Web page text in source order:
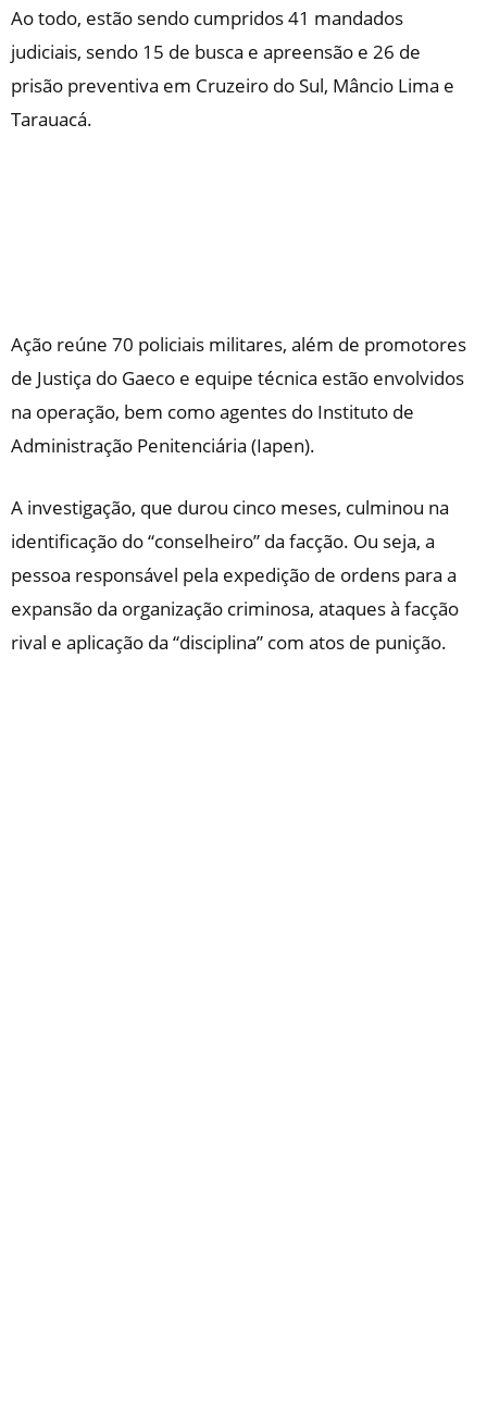
Ao todo, estão sendo cumpridos 41 mandados
judiciais, sendo 15 de busca e apreensão e 26 de
prisão preventiva em Cruzeiro do Sul, Mâncio Lima e
Tarauacá.
Ação reúne 70 policiais militares, além de promotores
de Justiça do Gaeco e equipe técnica estão envolvidos
na operação, bem como agentes do Instituto de
Administração Penitenciária (Iapen).
A investigação, que durou cinco meses, culminou na
identificação do “conselheiro” da facção. Ou seja, a
pessoa responsável pela expedição de ordens para a
expansão da organização criminosa, ataques à facção
rival e aplicação da “disciplina” com atos de punição.